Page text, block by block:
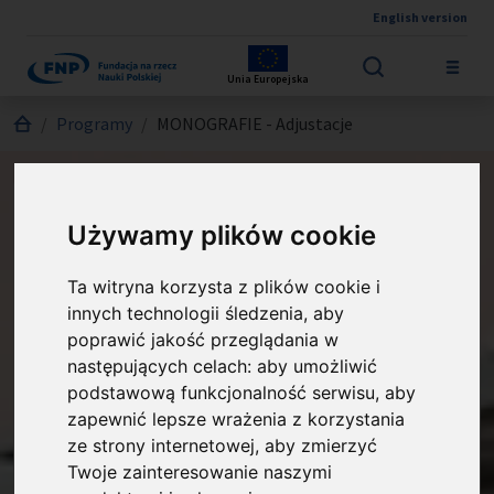
Używamy plików cookie
Ta witryna korzysta z plików cookie i
innych technologii śledzenia, aby
poprawić jakość przeglądania w
następujących celach:aby umożliwić
podstawową funkcjonalność serwisu,aby
zapewnić lepsze wrażenia z korzystania
ze strony internetowej,aby zmierzyć
Twoje zainteresowanie naszymi
English version
Unia Europejska
Jesteś tutaj:
Programy MONOGRAFIE - Adjustacje
MONOGRAFIE - Adjustacje
Finansowanie korekty językowej dla
autorów monografii naukowych z
zakresu nauk humanistycznych i
społecznych przygotowanych do
wydania w jednym z języków
kongresowych.